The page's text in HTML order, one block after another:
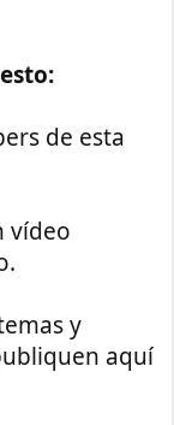
de esta
vídeo
y
aquí